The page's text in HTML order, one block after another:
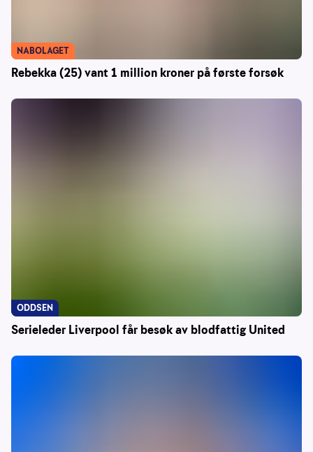
Rebekka (25) vant 1 million kroner på første forsøk
NABOLAGET
Serieleder Liverpool får besøk av blodfattig United
ODDSEN